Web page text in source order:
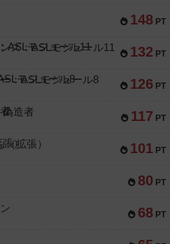
148 PT
132 PT
ズ：ASLモジュール11
126 PT
：ASLモジュール8
117 PT
造者
101 PT
拡張）
80 PT
68 PT